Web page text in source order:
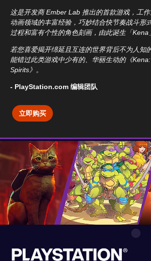
这是开发商 Ember Lab 推出的首款游戏，工
动画领域的丰富经验，巧妙结合快节奏战斗形
过程和富有个性的角色刻画，由此诞生「Kena
若您喜爱揭开绵延且互连的世界背后不为人知
能错过此类游戏中少有的、华丽生动的《
Spirits》。
- PlayStation.com 编辑团队
立即购买